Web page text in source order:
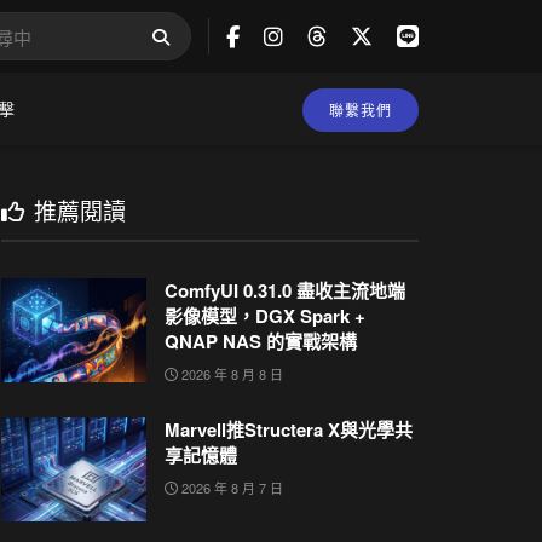
聯繫我們
推薦閱讀
ComfyUI 0.31.0 盡收主流地端
影像模型，DGX Spark +
QNAP NAS 的實戰架構
2026 年 8 月 8 日
Marvell推Structera X與光學共
享記憶體
2026 年 8 月 7 日